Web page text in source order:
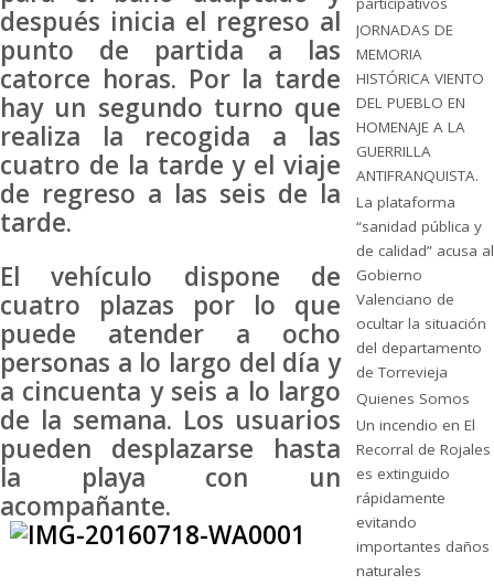
después inicia el regreso al
punto de partida a las
catorce horas. Por la tarde
hay un segundo turno que
realiza la recogida a las
cuatro de la tarde y el viaje
de regreso a las seis de la
tarde.
El vehículo dispone de
cuatro plazas por lo que
puede atender a ocho
personas a lo largo del día y
a cincuenta y seis a lo largo
de la semana. Los usuarios
pueden desplazarse hasta
la playa con un
acompañante.
JORNADAS DE
MEMORIA
HISTÓRICA VIENTO
DEL PUEBLO EN
HOMENAJE A LA
GUERRILLA
ANTIFRANQUISTA.
La plataforma
“sanidad pública y
de calidad” acusa al
Gobierno
Valenciano de
ocultar la situación
del departamento
de Torrevieja
Quienes Somos
Un incendio en El
Recorral de Rojales
es extinguido
rápidamente
evitando
importantes daños
naturales